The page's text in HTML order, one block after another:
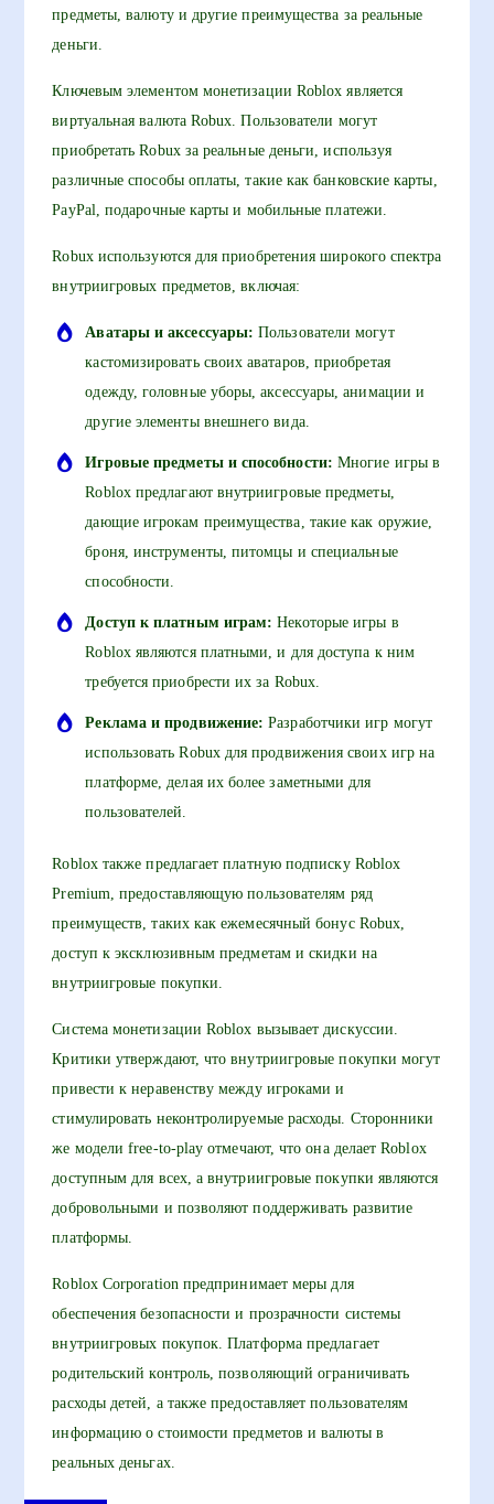
предметы, валюту и другие преимущества за реальные
деньги.
Ключевым элементом монетизации Roblox является
виртуальная валюта Robux. Пользователи могут
приобретать Robux за реальные деньги, используя
различные способы оплаты, такие как банковские карты,
PayPal, подарочные карты и мобильные платежи.
Robux используются для приобретения широкого спектра
внутриигровых предметов, включая:
Аватары и аксессуары: Пользователи могут
кастомизировать своих аватаров, приобретая
одежду, головные уборы, аксессуары, анимации и
другие элементы внешнего вида.
Игровые предметы и способности: Многие игры в
Roblox предлагают внутриигровые предметы,
дающие игрокам преимущества, такие как оружие,
броня, инструменты, питомцы и специальные
способности.
Доступ к платным играм: Некоторые игры в
Roblox являются платными, и для доступа к ним
требуется приобрести их за Robux.
Реклама и продвижение: Разработчики игр могут
использовать Robux для продвижения своих игр на
платформе, делая их более заметными для
пользователей.
Roblox также предлагает платную подписку Roblox
Premium, предоставляющую пользователям ряд
преимуществ, таких как ежемесячный бонус Robux,
доступ к эксклюзивным предметам и скидки на
внутриигровые покупки.
Система монетизации Roblox вызывает дискуссии.
Критики утверждают, что внутриигровые покупки могут
привести к неравенству между игроками и
стимулировать неконтролируемые расходы. Сторонники
же модели free-to-play отмечают, что она делает Roblox
доступным для всех, а внутриигровые покупки являются
добровольными и позволяют поддерживать развитие
платформы.
Roblox Corporation предпринимает меры для
обеспечения безопасности и прозрачности системы
внутриигровых покупок. Платформа предлагает
родительский контроль, позволяющий ограничивать
расходы детей, а также предоставляет пользователям
информацию о стоимости предметов и валюты в
реальных деньгах.